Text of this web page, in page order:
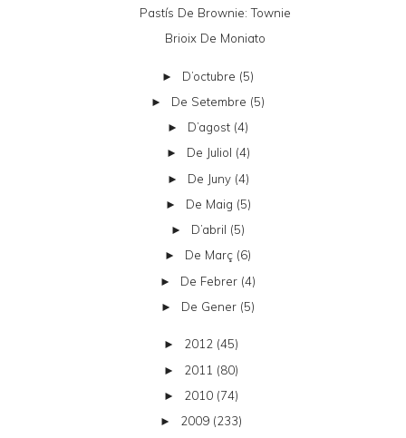
Pastís De Brownie: Townie
Brioix De Moniato
► D’octubre (5)
► De Setembre (5)
► D’agost (4)
► De Juliol (4)
► De Juny (4)
► De Maig (5)
► D’abril (5)
► De Març (6)
► De Febrer (4)
► De Gener (5)
► 2012 (45)
► 2011 (80)
► 2010 (74)
► 2009 (233)